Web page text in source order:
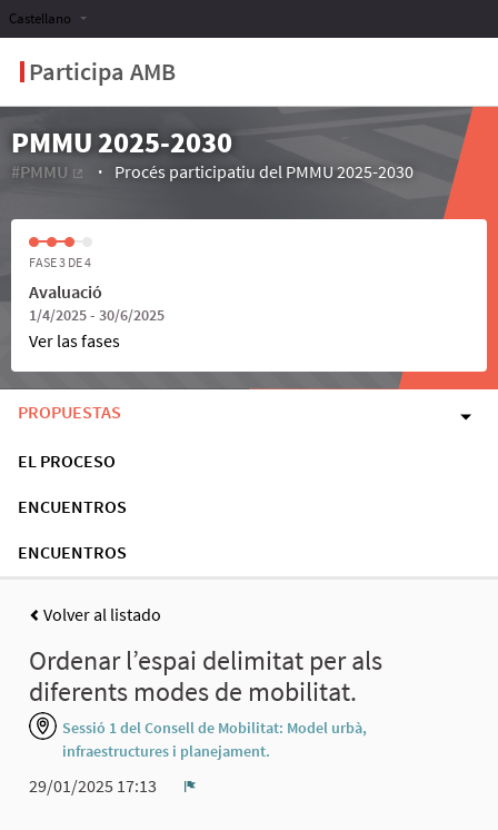
Participa AMB
Castellano
PMMU 2025-2030
#PMMU
Procés participatiu del PMMU 2025-2030
FASE 3 DE 4
Avaluació
1/4/2025 - 30/6/2025
Ver las fases
PROPUESTAS
EL PROCESO
ENCUENTROS
ENCUENTROS
Volver al listado
Ordenar l’espai delimitat per als
diferents modes de mobilitat.
Sessió 1 del Consell de Mobilitat: Model urbà,
infraestructures i planejament.
29/01/2025 17:13